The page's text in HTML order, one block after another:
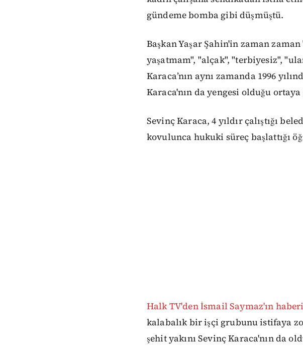
gündeme bomba gibi düşmüştü.
Başkan Yaşar Şahin'in zaman
yaşatmam", "alçak", "terbiyesiz",
Karaca’nın aynı zamanda 1996
Karaca'nın da yengesi olduğu ortaya
Sevinç Karaca, 4 yıldır çalıştığı
kovulunca hukuki süreç başlattığı
Halk TV'den İsmail Saymaz'ın
kalabalık bir işçi grubunu istifaya
şehit yakını Sevinç Karaca'nın da